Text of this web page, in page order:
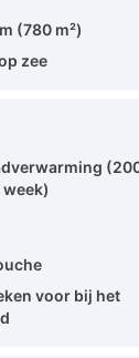
(780 m²)
zee
voor bij het